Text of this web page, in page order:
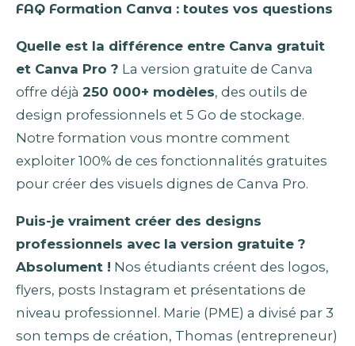
FAQ Formation Canva : toutes vos questions
Quelle est la différence entre Canva gratuit
et Canva Pro ? La version gratuite de Canva
offre déjà 250 000+ modèles, des outils de
design professionnels et 5 Go de stockage.
Notre formation vous montre comment
exploiter 100% de ces fonctionnalités gratuites
pour créer des visuels dignes de Canva Pro.
Puis-je vraiment créer des designs
professionnels avec la version gratuite ?
Absolument ! Nos étudiants créent des logos,
flyers, posts Instagram et présentations de
niveau professionnel. Marie (PME) a divisé par 3
son temps de création, Thomas (entrepreneur)